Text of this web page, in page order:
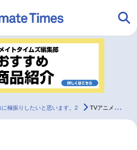
グ アニメ
極振りしたいと思います。2 TVアニメ『防振り2』第11話「防御特化と新パーティ。」先行カット公開！